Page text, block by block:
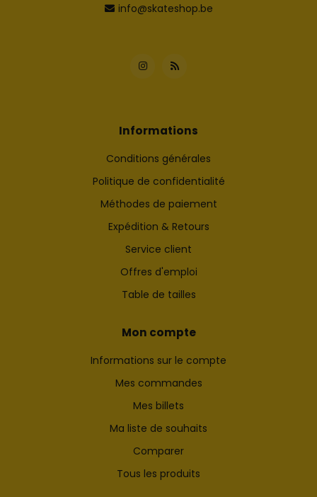
info@skateshop.be
Informations
Conditions générales
Politique de confidentialité
Méthodes de paiement
Expédition & Retours
Service client
Offres d'emploi
Table de tailles
Mon compte
Informations sur le compte
Mes commandes
Mes billets
Ma liste de souhaits
Comparer
Tous les produits